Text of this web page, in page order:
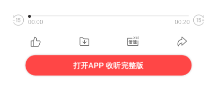
00:00 00:20
打开APP 收听完整版